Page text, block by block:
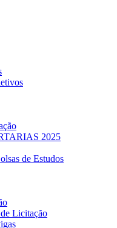
2025
de Estudos
Licitação